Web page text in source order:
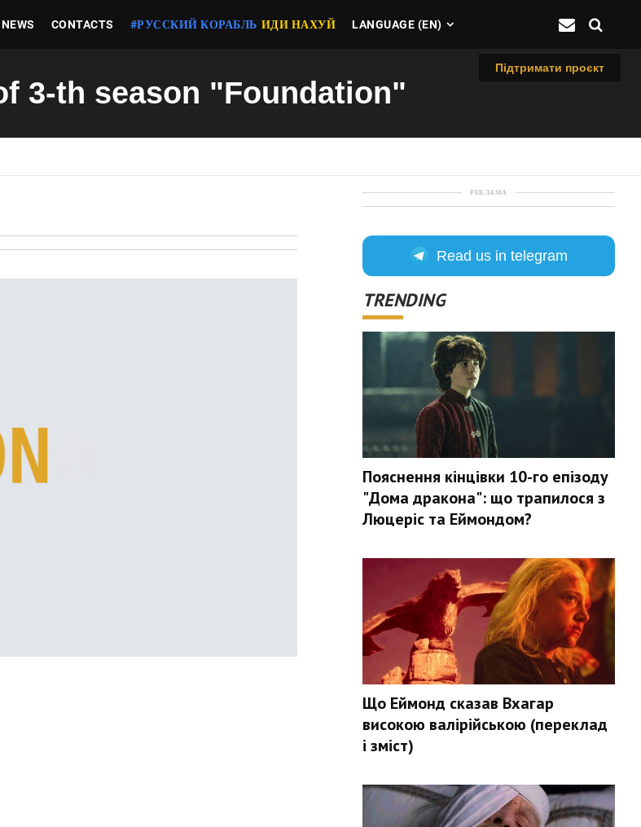
CONTACTS #РУССКИЙ КОРАБЛЬ ИДИ НАХУЙ LANGUAGE (EN)
Підтримати проєкт
3-th season "Foundation"
РЕКЛАМА
Read us in telegram
TRENDING
Пояснення кінцівки 10-го епізоду
"Дома дракона": що трапилося з
Люцеріс та Еймондом?
Що Еймонд сказав Вхагар
високою валірійською (переклад
і зміст)